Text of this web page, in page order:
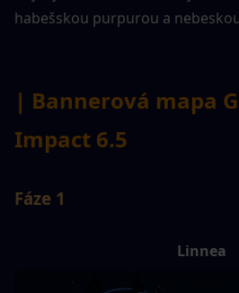
habešskou purpurou a
| Bannerová mapa
Impact 6.5
Fáze 1
Linnea